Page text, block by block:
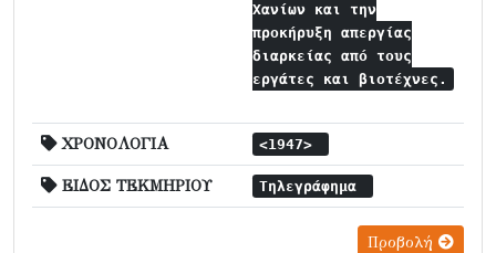
Χανίων και την
προκήρυξη απεργίας
διαρκείας από τους
εργάτες και βιοτέχνες.
ΧΡΟΝΟΛΟΓΙΑ <1947>
ΕΙΔΟΣ ΤΕΚΜΗΡΙΟΥ Τηλεγράφημα
Προβολή